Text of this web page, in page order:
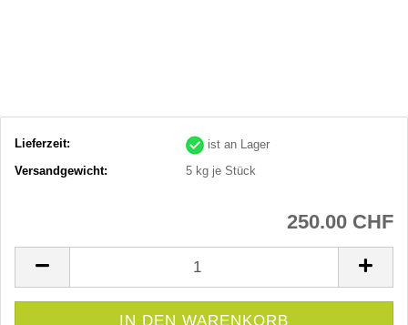
Lieferzeit:
ist an Lager
Versandgewicht:
5 kg je Stück
250.00 CHF